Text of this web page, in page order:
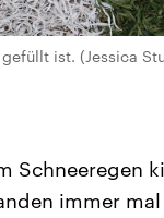
ist. (Jessica
Schneeregen
immer